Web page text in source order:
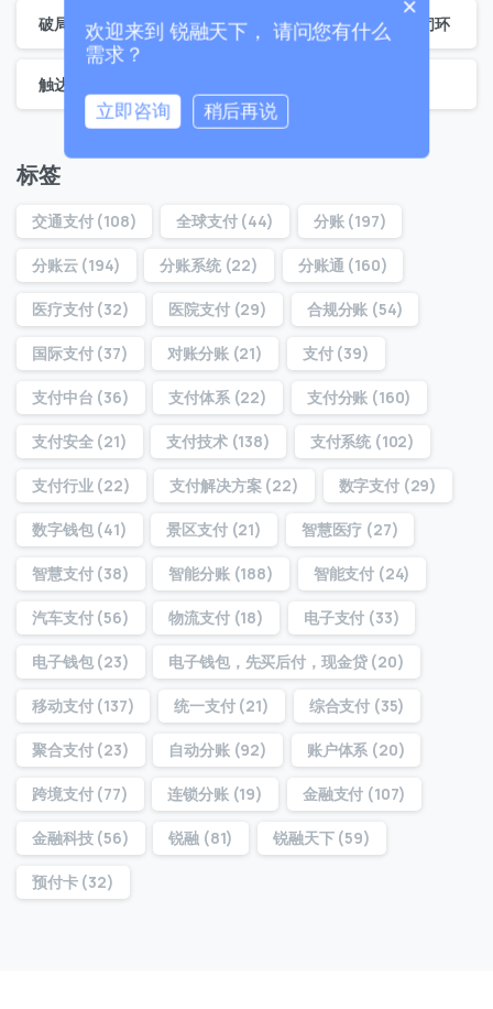
破局与重塑：锐融天下预付卡系统助力集团构建商业生态闭环
触达全球支付：锐融天下跨境聚合支付赋能双端交易
标签
交通支付(108) 全球支付(44) 分账(197)
分账云(194) 分账系统(22) 分账通(160)
医疗支付(32) 医院支付(29) 合规分账 (54)
国际支付(37) 对账分账(21) 支付(39)
支付中台 (36) 支付体系(22) 支付分账 (160)
支付安全(21) 支付技术(138) 支付系统 (102)
支付行业(22) 支付解决方案(22) 数字支付(29)
数字钱包(41) 景区支付(21) 智慧医疗 (27)
智慧支付(38) 智能分账(188) 智能支付 (24)
汽车支付(56) 物流支付(18) 电子支付 (33)
电子钱包(23) 电子钱包，先买后付，现金贷(20)
移动支付(137) 统一支付(21) 综合支付 (35)
聚合支付(23) 自动分账(92) 账户体系 (20)
跨境支付(77) 连锁分账(19) 金融支付 (107)
金融科技(56) 锐融 (81) 锐融天下(59)
预付卡(32)
0 / 180
首次进入页面
访问历史
提交
我们通常的回复时间：30 分钟内
×
欢迎来到 锐融天下， 请问您有什么
需求？
立即咨询 稍后再说